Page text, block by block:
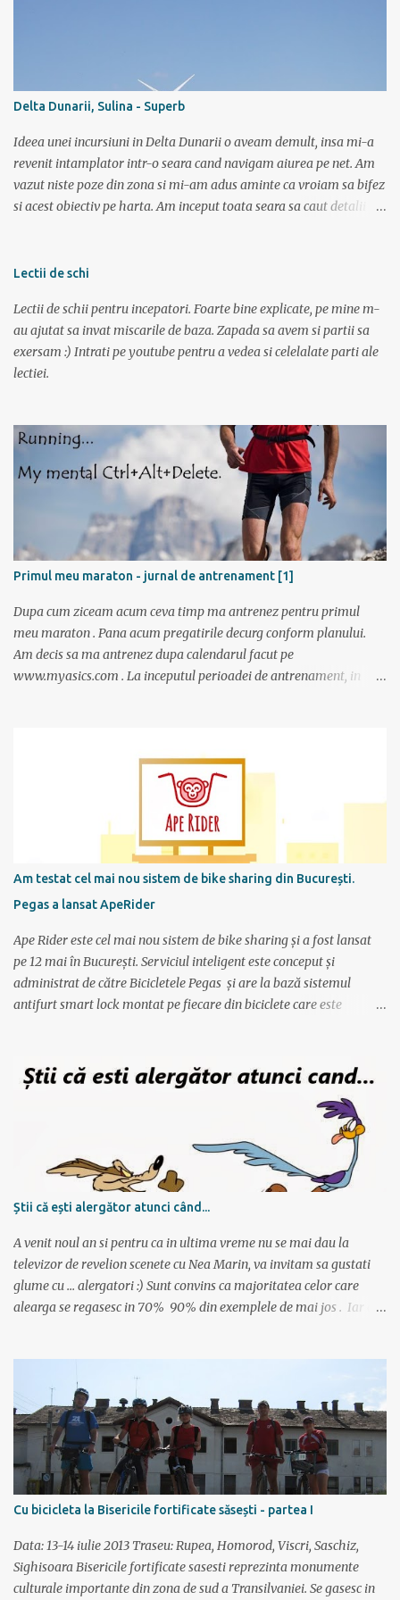
pe acolo decat incepand cu ultimii 3 ani. Dar daca vreau triatlon
trebuie sa si inot, iar in bazin acest lucru chiar imi place. Dar daca
vreau triatlon trebuie sa inot si in lac, mai ales in lac. Văleu! Hai ca
n-o fi ala negru asa de negru (negr...
Delta Dunarii, Sulina - Superb
Ideea unei incursiuni in Delta Dunarii o aveam demult, insa mi-a
revenit intamplator intr-o seara cand navigam aiurea pe net. Am
vazut niste poze din zona si mi-am adus aminte ca vroiam sa bifez
si acest obiectiv pe harta. Am inceput toata seara sa caut detalii pe
monstrul” care a pus capac. Dupa superba tura in muntii Sureanu (
Bucuresti spre Tulcea cu acceleratul de la 5:40, pe care l-am prins la
mustata intrucat primul metrou vine la ora 5. Trenul a fost foarte
aglomerat, multa lume mergand la Sfantu Gheorghe unde luni
incepea festivalul de film Anonimul. Pe geam am vazut
una cu 3 persoane; spre norocul nostru toti se inghesuiau sa ia
bilete spre Sf. Gheorg...
Lectii de schi
Lectii de schii pentru incepatori. Foarte bine explicate, pe mine m-
au ajutat sa invat miscarile de baza. Zapada sa avem si partii sa
exersam :) Intrati pe youtube pentru a vedea si celelalate parti ale
lectiei.
Primul meu maraton - jurnal de antrenament [1]
Dupa cum ziceam acum ceva timp ma antrenez pentru primul
meu maraton . Pana acum pregatirile decurg conform planului.
Am decis sa ma antrenez dupa calendarul facut pe
www.myasics.com . La inceputul perioadei de antrenament, in
saptamana imi propun sa alerg (de doua ori), care sunt zilele
preferate de antrenament. Apoi site-ul mi-a generat un calendar
pentru urmatoarele luni imi care mi se spune cati km am de
alergat la fiecare antrenament si ce timp ar trebui sa scot.
Consider ca este un program foarte bun mai ales ca nu am un
antrenor asa cum au sportivii profesionisti si oricine si-l poate crea
foarte simplu; se alterneaza antrenamente mai scurte cu
antrenamente mai lungi, apoi din nou mai scurte dar trebuie
obtinuti timpi mai buni, ceea ce fortifica muschii si creeaza cadrul
pentru a avansa apoi...
Am testat cel mai nou sistem de bike sharing din București.
Pegas a lansat ApeRider
Ape Rider este cel mai nou sistem de bike sharing și a fost lansat
pe 12 mai în București. Serviciul inteligent este conceput și
administrat de către Bicicletele Pegas și are la bază sistemul
antifurt smart lock montat pe fiecare din biciclete care este
intermediul aplicației. Reprezentanții Pegas anunțaseră de mai
multă vreme că vor să lanseze un serviciu de rent-a-bike,
închiriere biciclete, bike sharing, și iată că acum s-a si concretizat.
Încă de la aflarea primelor vești am fost interesat să văd cum va
funcționa sistemul pentru că, pe lângă alte astfel de servicii,
ApeRider aduce ceva inovator: bicicletele stau pe stradă, în niște
locuri prestabilite și marcate pe hartă, iar utilizatorul deschide
aplicația, vede unde este cea mai apropiată bicicletă, scaneaza
codul QR și ia bicicleta. Bicicletele nu sunt păzite, dar sunt asigur...
Știi că ești alergător atunci când...
A venit noul an si pentru ca in ultima vreme nu se mai dau la
televizor de revelion scenete cu Nea Marin, va invitam sa gustati
glume cu ... alergatori :) Sunt convins ca majoritatea celor care
alearga se regasesc in 70% 90% din exemplele de mai jos . Iar cei
medalii si te gandesti oare unde le vei mai pune pe urmatoarele ai
programe de antrenament lipite pe usile din casa masori vitezele
in min/km si nu in km/h folosesti in aceeasi propozitie cuvintele
"10 km" si "alergare usoara" iti amintesti ce timp ai scos la o cursa
de acum 2 ani, insa nu iti aduci aminte pe ce data este aniversarea
unui amic ai citit "Nascuti pentru a alerga" si apoi ai cumparat
seminte de chia de la plafar ceasul costa mai mult decat bijuteriile
pe care le porti aduni 4:50...
Cu bicicleta la Bisericile fortificate săsești - partea I
Data: 13-14 iulie 2013 Traseu: Rupea, Homorod, Viscri, Saschiz,
Sighisoara Bisericile fortificate sasesti reprezinta monumente
culturale importante din zona de sud a Transilvaniei. Se gasesc in